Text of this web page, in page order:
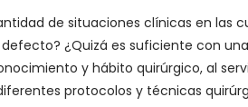
de situaciones clínicas en las
¿Quizá es suficiente con
y hábito quirúrgico, al
protocolos y técnicas